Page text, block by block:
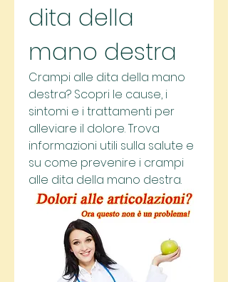
dita della
mano destra
Crampi alle dita della mano
destra? Scopri le cause, i
sintomi e i trattamenti per
alleviare il dolore. Trova
informazioni utili sulla salute e
su come prevenire i crampi
alle dita della mano destra.